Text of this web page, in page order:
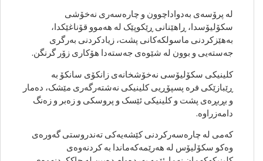
لە پرۆسەی بەدواداچوون و چارەسەری نەخۆشی
سکۆلیۆسدا، ڕاهێنانی ڕێکوپێک لە هەموو قۆناغێکدا،
بەهێزکردنی ماسولکەکانی پشت، زیادکردنی بەرگری
جەستەیی و بوون لە شێوەی جەستەدا هۆکاری زۆر گرنگن.
کلینیکی سکۆلیۆسی نەخۆشخانەی زانکۆی سانکۆ بە
ڕێبازێکی فرە پسپۆڕیی کلینیکی نەشتەرگەری مێشک، دەمار
و بڕبڕەی پشت و کلینیکی ئێسک و پروسکی و زەبر و زەنگ
دامەزراوە.
کەمی لە چارەسەرکردنی کێشەیەکی تەندروستی گەورەی
وەکو سکۆلیۆس لە هەرێمەکەماندا بە کردنەوەی